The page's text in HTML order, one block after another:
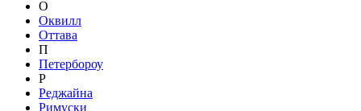
О
Оквилл
Оттава
П
Петербороу
Р
Реджайна
Римуски